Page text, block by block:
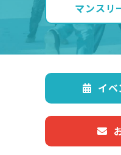
マンスリ
イ